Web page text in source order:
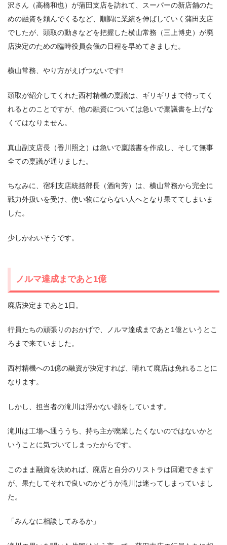
沢さん（高橋和也）が蒲田支店を訪れて、スーパーの新店舗のた
めの融資を頼んでくるなど、順調に業績を伸ばしていく蒲田支店
でしたが、頭取の動きなどを把握した横山常務（三上博史）が廃
店決定のための臨時役員会儀の日程を早めてきました。
横山常務、やり方がえげつないです!
頭取が紹介してくれた西村精機の稟議は、ギリギリまで待ってく
れるとのことですが、他の融資については急いで稟議書を上げな
くてはなりません。
真山副支店長（香川照之）は急いで稟議書を作成し、そして無事
全ての稟議が通りました。
ちなみに、宿利支店統括部長（酒向芳）は、横山常務から完全に
戦力外扱いを受け、使い物にならない人へとなり果ててしまいま
した。
少しかわいそうです。
ノルマ達成まであと1億
廃店決定まであと1日。
行員たちの頑張りのおかげで、ノルマ達成まであと1億というとこ
ろまで来ていました。
西村精機への1億の融資が決定すれば、晴れて廃店は免れることに
なります。
しかし、担当者の滝川は浮かない顔をしています。
滝川は工場へ通ううち、持ち主が廃業したくないのではないかと
いうことに気づいてしまったからです。
このまま融資を決めれば、廃店と自分のリストラは回避できます
が、果たしてそれで良いのかどうか滝川は迷ってしまっていまし
た。
「みんなに相談してみるか」